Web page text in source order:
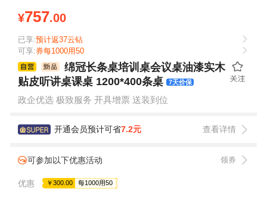
¥757.00
已享:预计返37云钻
可享:券每1000用50
绵冠长条桌培训桌会议桌油漆实木
贴皮听讲桌课桌 1200*400条桌 7天价保
政企优选 极致服务 开具增票 送装到位
开通会员预计可省7.2元 查看详情
可参加以下优惠活动 领券
优惠 ￥300.00 每1000用50